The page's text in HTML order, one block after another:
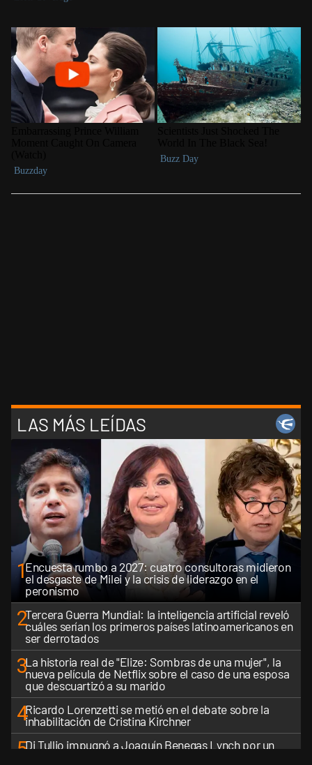
LAS MÁS LEÍDAS
1Encuesta rumbo a 2027: cuatro consultoras midieron
el desgaste de Milei y la crisis de liderazgo en el
peronismo
2Tercera Guerra Mundial: la inteligencia artificial reveló
cuáles serían los primeros países latinoamericanos en
ser derrotados
3La historia real de "Elize: Sombras de una mujer", la
nueva película de Netflix sobre el caso de una esposa
que descuartizó a su marido
4Ricardo Lorenzetti se metió en el debate sobre la
inhabilitación de Cristina Kirchner
5Di Tullio impugnó a Joaquín Benegas Lynch por un